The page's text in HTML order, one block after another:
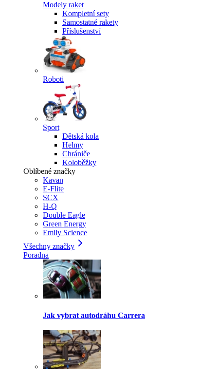
Modely raket
Kompletní sety
Samostatné rakety
Příslušenství
Roboti
Sport
Dětská kola
Helmy
Chrániče
Koloběžky
Oblíbené značky
Kavan
E-Flite
SCX
H-Q
Double Eagle
Green Energy
Emily Science
Všechny značky
Poradna
Jak vybrat autodráhu Carrera